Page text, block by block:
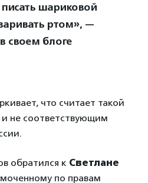
шариковой
ртом», —
своем блоге
что считает такой
не соответствующим
обратился к Светлане
по правам